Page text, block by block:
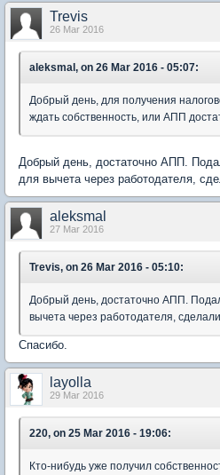
Trevis
26 Mar 2016
aleksmal, on 26 Mar 2016 - 05:07:
Добрый день, для получения
ждать собственность, или АПП
Добрый день, достаточно АПП.
для вычета через работодателя,
aleksmal
27 Mar 2016
Trevis, on 26 Mar 2016 - 05:10:
Добрый день, достаточно АПП.
вычета через работодателя,
Спасибо.
layolla
29 Mar 2016
220, on 25 Mar 2016 - 19:06:
Кто-нибудь уже получил